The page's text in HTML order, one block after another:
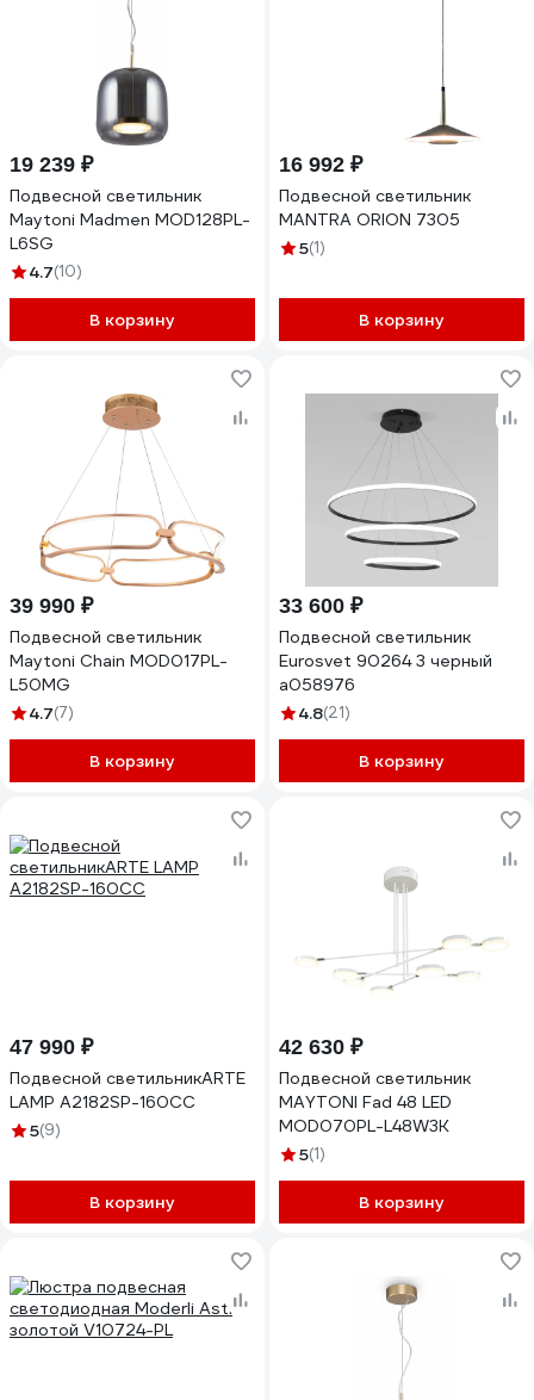
19 239 ₽
Подвесной светильник
Maytoni Madmen MOD128PL-
L6SG
4.7(10)
В корзину
16 992 ₽
Подвесной светильник
MANTRA ORION 7305
5(1)
В корзину
39 990 ₽
Подвесной светильник
Maytoni Chain MOD017PL-
L50MG
4.7(7)
В корзину
33 600 ₽
Подвесной светильник
Eurosvet 90264 3 черный
a058976
4.8(21)
В корзину
47 990 ₽
Подвесной светильникARTE
LAMP A2182SP-160CC
5(9)
В корзину
42 630 ₽
Подвесной светильник
MAYTONI Fad 48 LED
MOD070PL-L48W3K
5(1)
В корзину